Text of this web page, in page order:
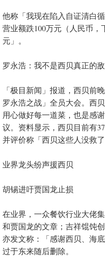
他称「我现在陷入自证清白
营业额跌100万元（人民币，
元」。
罗永浩：我不是西贝真正的敌
「极目新闻」报道，西贝前
罗永浩之战」全员大会。西
用心做好每一道菜，也是感
议。资料显示，西贝目前有
并评价称「西贝这些人没救
业界龙头纷声援西贝
胡锡进吁贾国龙止损
在业界，一众餐饮行业大佬
和贾国龙的文章；吉祥馄饨
亦发文称：「感谢西贝、海
过于东来随后删除。